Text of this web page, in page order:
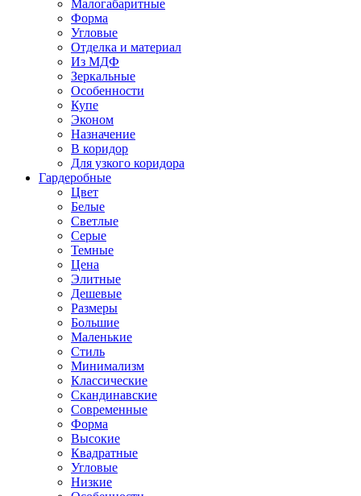
Малогабаритные
Форма
Угловые
Отделка и материал
Из МДФ
Зеркальные
Особенности
Купе
Эконом
Назначение
В коридор
Для узкого коридора
Гардеробные
Цвет
Белые
Светлые
Серые
Темные
Цена
Элитные
Дешевые
Размеры
Большие
Маленькие
Стиль
Минимализм
Классические
Скандинавские
Современные
Форма
Высокие
Квадратные
Угловые
Низкие